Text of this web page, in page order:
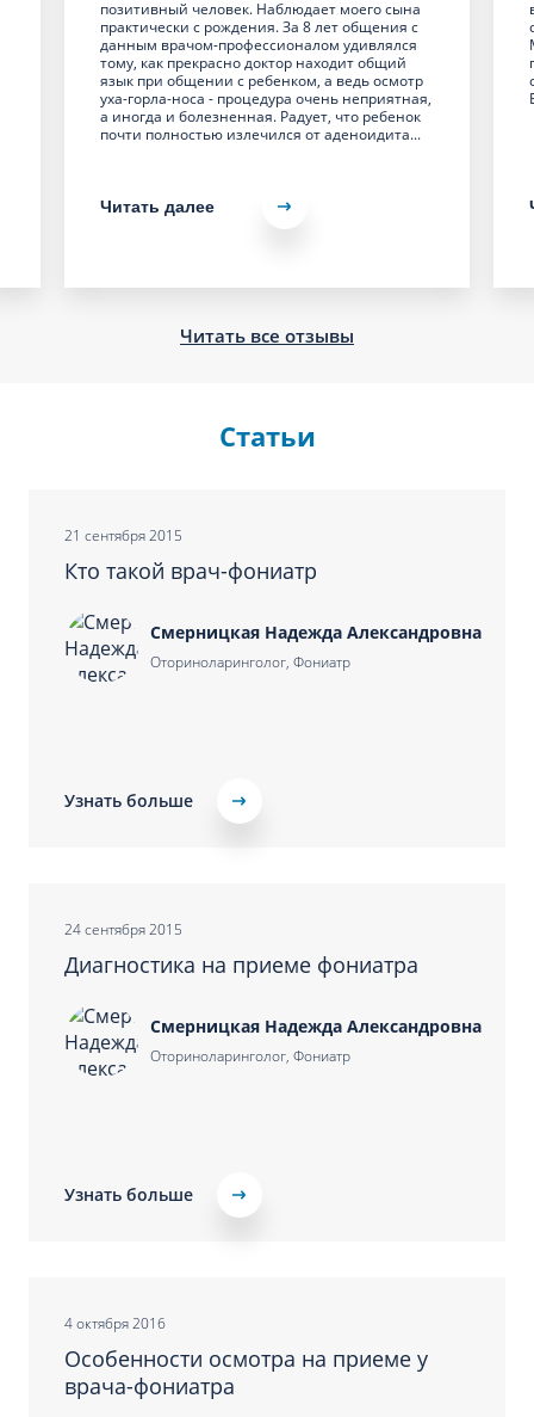
позитивный человек. Наблюдает моего сына
практически с рождения. За 8 лет общения с
данным врачом-профессионалом удивлялся
тому, как прекрасно доктор находит общий
язык при общении с ребенком, а ведь осмотр
уха-горла-носа - процедура очень неприятная,
а иногда и болезненная. Радует, что ребенок
почти полностью излечился от аденоидита...
Читать далее
Читать все отзывы
Статьи
21 сентября 2015
Кто такой врач-фониатр
Смерницкая Надежда Александровна
Оториноларинголог, Фониатр
Узнать больше
24 сентября 2015
Диагностика на приеме фониатра
Смерницкая Надежда Александровна
Оториноларинголог, Фониатр
Узнать больше
4 октября 2016
Особенности осмотра на приеме у
врача-фониатра